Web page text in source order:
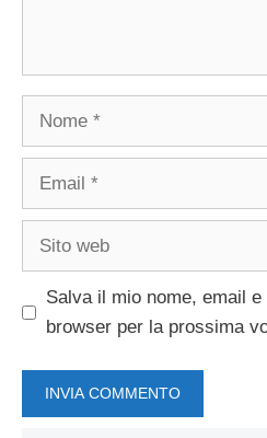
Nome
Email
Sito
Salva il mio nome, email
browser per la prossima